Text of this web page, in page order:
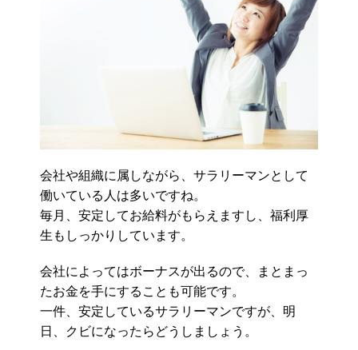
会社や組織に属しながら、サラリーマンとして
働いている人は多いですね。
毎月、安定してお給料がもらえますし、福利厚
生もしっかりしています。
会社によってはボーナスが出るので、まとまっ
たお金を手にすることも可能です。
一件、安定しているサラリーマンですが、明
日、クビになったらどうしましょう。